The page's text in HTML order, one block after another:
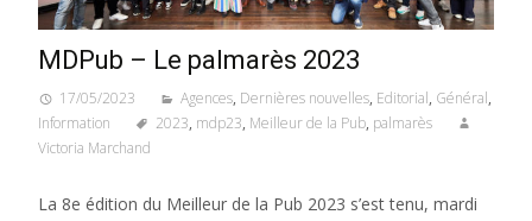
MDPub – Le palmarès 2023
17/05/2023 Agences, Dernières nouvelles, Editorial, Général,
Information
2023, mdp23, Meilleur de la Pub, palmarès
Victoria Marchand
La 8e édition du Meilleur de la Pub 2023 s’est tenu, mardi